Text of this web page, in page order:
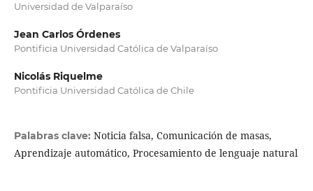
Universidad de Valparaíso
Jean Carlos Órdenes
Pontificia Universidad Católica de Valparaíso
Nicolás Riquelme
Pontificia Universidad Católica de Chile
Palabras clave: Noticia falsa, Comunicación de masas,
Aprendizaje automático, Procesamiento de lenguaje natural